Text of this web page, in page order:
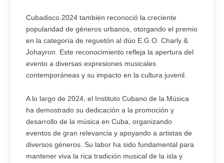
Cubadisco 2024 también reconoció la creciente
popularidad de géneros urbanos, otorgando el premio
en la categoría de reguetón al dúo E.G.O. Charly &
Johayron. Este reconocimiento refleja la apertura del
evento a diversas expresiones musicales
contemporáneas y su impacto en la cultura juvenil.
A lo largo de 2024, el Instituto Cubano de la Música
ha demostrado su dedicación a la promoción y
desarrollo de la música en Cuba, organizando
eventos de gran relevancia y apoyando a artistas de
diversos géneros. Su labor ha sido fundamental para
mantener viva la rica tradición musical de la isla y